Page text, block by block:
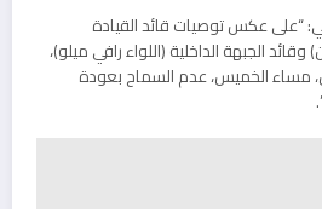
“على عكس توصيات قائد القيادة
الجبهة الداخلية (اللواء رافي ميلو)،
مساء الخميس، عدم السماح بعودة